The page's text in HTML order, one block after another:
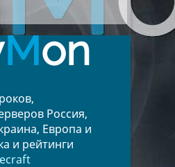
Mon
Россия,
Европа и
и рейтинги